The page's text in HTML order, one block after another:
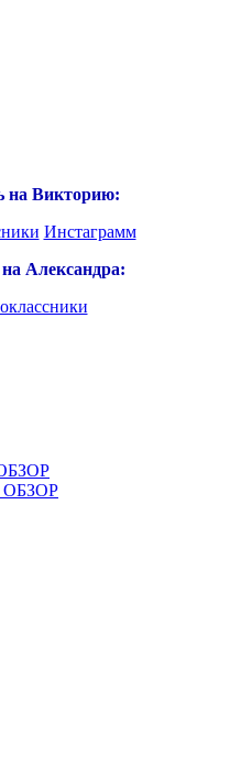
на Викторию:
Инстаграмм
Александра:
ОБЗОР